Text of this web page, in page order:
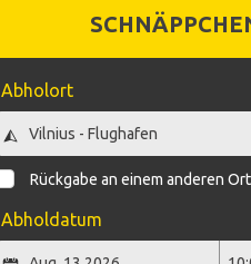
Abholort
Rückgabe an einem anderen Ort
Abholdatum